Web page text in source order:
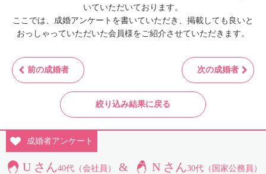
いていただいております。
ここでは、成婚アンケートを書いていただき、掲載しても良いと
おっしゃっていただいた会員様をご紹介させていただきます。
前の成婚者 次の成婚者
絞り込み結果に戻る
成婚者アンケート
U さん40代（会社員） & N さん30代（国家公務員）